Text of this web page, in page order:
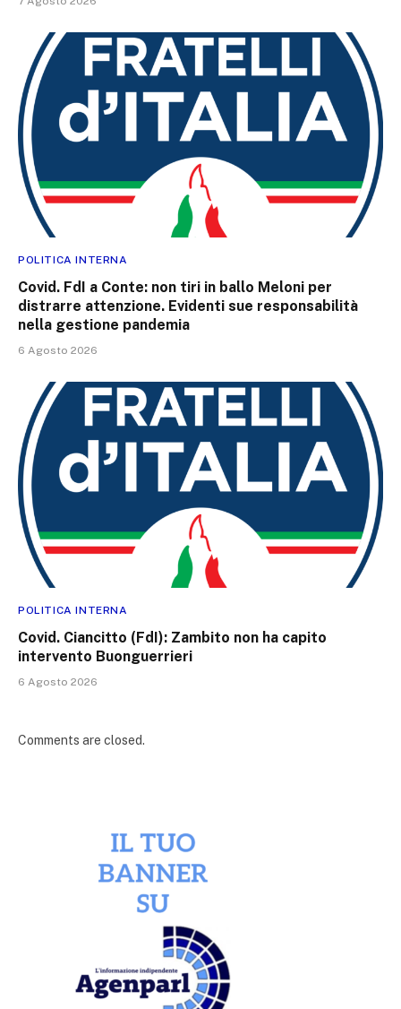
POLITICA INTERNA
Covid. FdI a Conte: non tiri in ballo Meloni per
distrarre attenzione. Evidenti sue responsabilità
nella gestione pandemia
6 Agosto 2026
POLITICA INTERNA
Covid. Ciancitto (FdI): Zambito non ha capito
intervento Buonguerrieri
6 Agosto 2026
Comments are closed.